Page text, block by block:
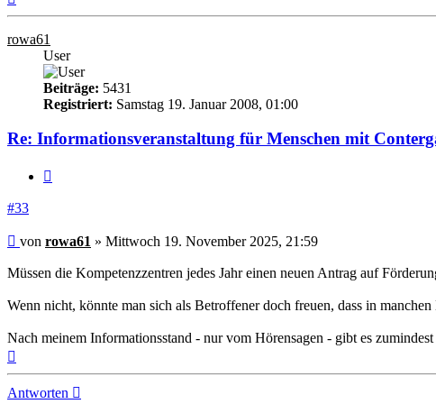
rowa61
User
Beiträge: 5431
Registriert: Samstag 19. Januar 2008, 01:00
Re: Informationsveranstaltung für Menschen mit
#33
Beitrag
von rowa61 » Mittwoch 19. November 2025, 21:59
Müssen die Kompetenzzentren jedes Jahr einen neuen Antrag auf
Wenn nicht, könnte man sich als Betroffener doch freuen, dass in
Nach meinem Informationsstand - nur vom Hörensagen - gibt es
Antworten